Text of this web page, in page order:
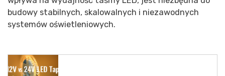
budowy stabilnych, skalowalnych i niezawodnych
systemów oświetleniowych.